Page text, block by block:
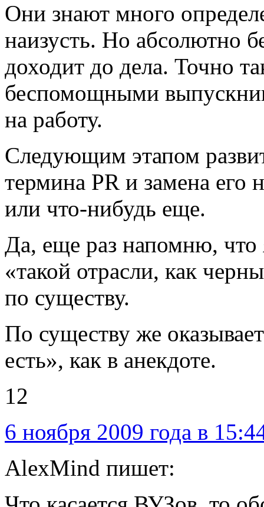
Они знают много
наизусть. Но абсолютно
доходит до дела. Точно
беспомощными
на работу.
Следующим этапом
термина PR и замена его
или что-нибудь еще.
Да, еще раз напомню, что
«такой отрасли, как
по существу.
По существу же
есть», как в анекдоте.
12
6 ноября 2009 года в
AlexMind пишет: